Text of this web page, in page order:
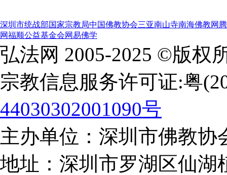
深圳市统战部国家宗教局中国佛教协会三亚南山寺南海佛教网
网福顺公益基金会网易佛学
弘法网 2005-2025 ©版权
宗教信息服务许可证:粤
44030302001090号
主办单位：深圳市佛教
地址：深圳市罗湖区仙湖